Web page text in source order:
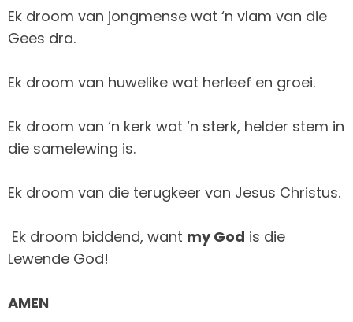
Ek droom van jongmense wat ‘n vlam van die
Gees dra.
Ek droom van huwelike wat herleef en groei.
Ek droom van ‘n kerk wat ‘n sterk, helder stem in
die samelewing is.
Ek droom van die terugkeer van Jesus Christus.
Ek droom biddend, want my God is die
Lewende God!
AMEN